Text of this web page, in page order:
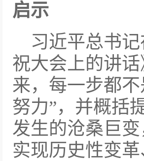
启示
习近平总书
祝大会上的讲
来，每一步都
努力”，并概括
发生的沧桑巨
实现历史性变